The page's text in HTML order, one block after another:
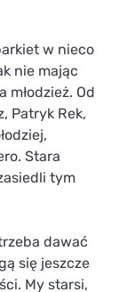
w nieco
nie mając
Od
Patryk Rek,
Stara
tym
dawać
się jeszcze
My starsi,